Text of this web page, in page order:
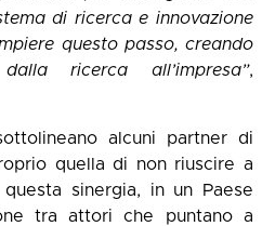
di ricerca e innovazione
questo passo, creando
ricerca all’impresa”,
alcuni partner di
quella di non riuscire a
sinergia, in un Paese
tra attori che puntano a